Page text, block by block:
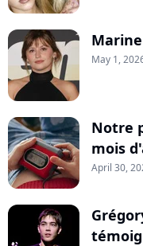
May 1,
Notre
mois
April 30,